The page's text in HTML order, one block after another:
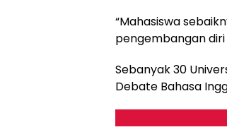
“Mahasiswa
pengembangan
Sebanyak 30
Debate Bahasa